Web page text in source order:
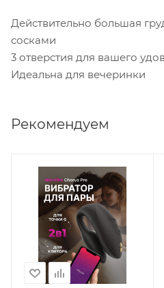
Действительно большая
сосками
3 отверстия для вашего
Идеальна для вечеринки
Рекомендуем